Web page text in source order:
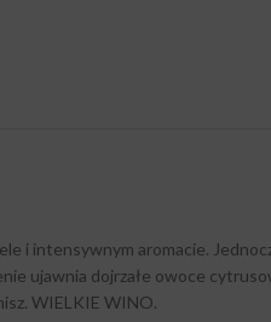
i intensywnym aromacie.
ujawnia dojrzałe owoce
WIELKIE WINO.